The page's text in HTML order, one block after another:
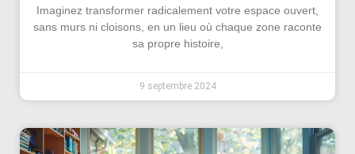
Imaginez transformer radicalement votre espace ouvert,
sans murs ni cloisons, en un lieu où chaque zone raconte
sa propre histoire,
9 septembre 2024